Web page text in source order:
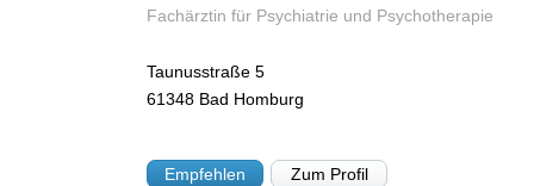
Fachärztin für Psychiatrie und Psychotherapie
Taunusstraße 5
61348 Bad Homburg
Empfehlen Zum Profil